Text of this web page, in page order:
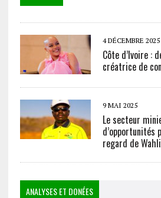
4 DÉCEMBRE 2025
Côte d’Ivoire :
créatrice de
9 MAI 2025
Le secteur
d’opportunités
regard de
ANALYSES ET DONÉES